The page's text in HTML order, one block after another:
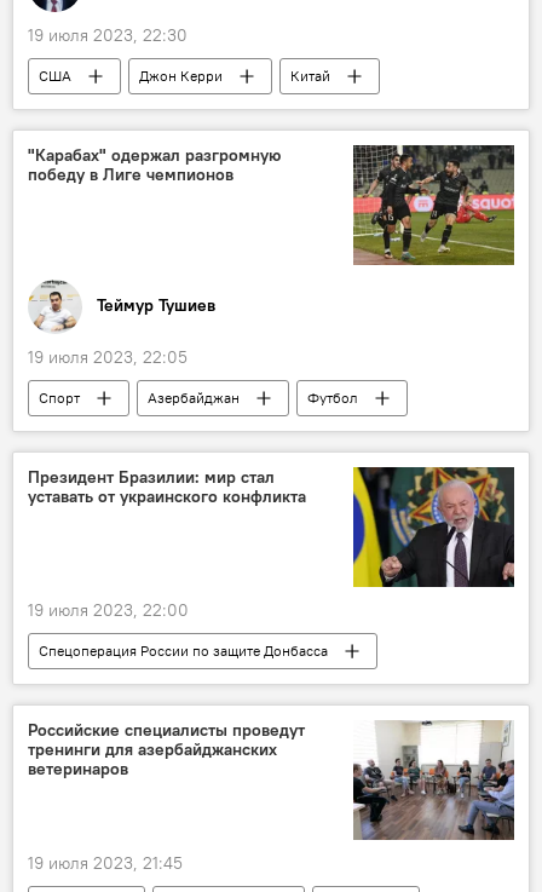
19 июля 2023, 22:30
США Джон Керри
Китай
Визит
Урегулирование
Попытка
Политика
"Карабах" одержал разгромную
победу в Лиге чемпионов
Теймур Тушиев
19 июля 2023, 22:05
Спорт Азербайджан
Футбол
ФК "Карабах"
Лига чемпионов по футболу
Президент Бразилии: мир стал
уставать от украинского конфликта
19 июля 2023, 22:00
Спецоперация России по защите Донбасса
Новости мира
Бразилия
Россия
Украина
Латинская Америка
ЕС
Политика
Российские специалисты проведут
тренинги для азербайджанских
ветеринаров
19 июля 2023, 21:45